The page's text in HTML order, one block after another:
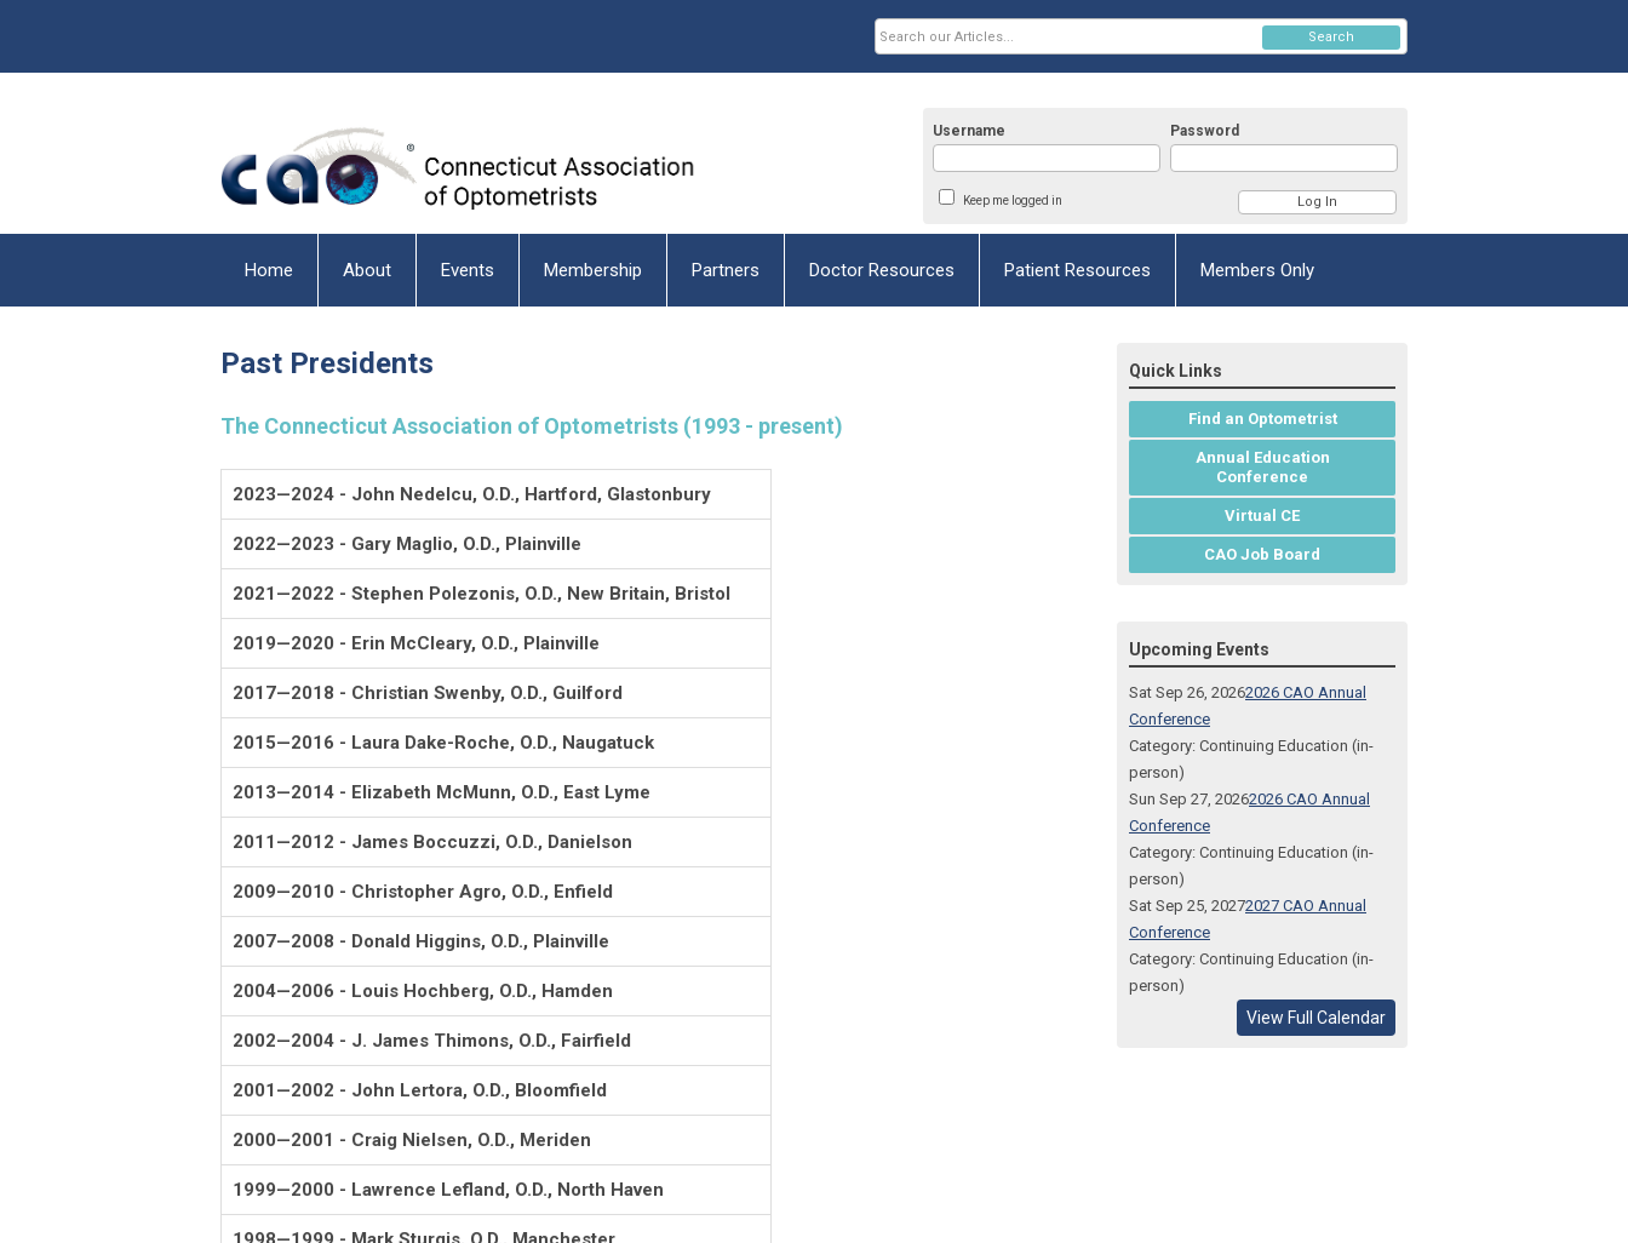
Username Password
Keep me logged in
Search
Home About Events Membership Partners Doctor Resources Patient Resources Members Only
Past Presidents
The Connecticut Association of Optometrists (1993 - present)
2023—2024 - John Nedelcu, O.D., Hartford, Glastonbury
2022—2023 - Gary Maglio, O.D., Plainville
2021—2022 - Stephen Polezonis, O.D., New Britain, Bristol
2019—2020 - Erin McCleary, O.D., Plainville
2017—2018 - Christian Swenby, O.D., Guilford
2015—2016 - Laura Dake-Roche, O.D., Naugatuck
2013—2014 - Elizabeth McMunn, O.D., East Lyme
2011—2012 - James Boccuzzi, O.D., Danielson
2009—2010 - Christopher Agro, O.D., Enfield
2007—2008 - Donald Higgins, O.D., Plainville
2004—2006 - Louis Hochberg, O.D., Hamden
2002—2004 - J. James Thimons, O.D., Fairfield
2001—2002 - John Lertora, O.D., Bloomfield
2000—2001 - Craig Nielsen, O.D., Meriden
1999—2000 - Lawrence Lefland, O.D., North Haven
Quick Links
Find an Optometrist
Annual Education
Conference
Virtual CE
CAO Job Board
Upcoming Events
Sat Sep 26, 20262026 CAO Annual
Conference
Category: Continuing Education (in-
person)
Sun Sep 27, 20262026 CAO Annual
Conference
Category: Continuing Education (in-
person)
Sat Sep 25, 20272027 CAO Annual
Conference
Category: Continuing Education (in-
person)
View Full Calendar